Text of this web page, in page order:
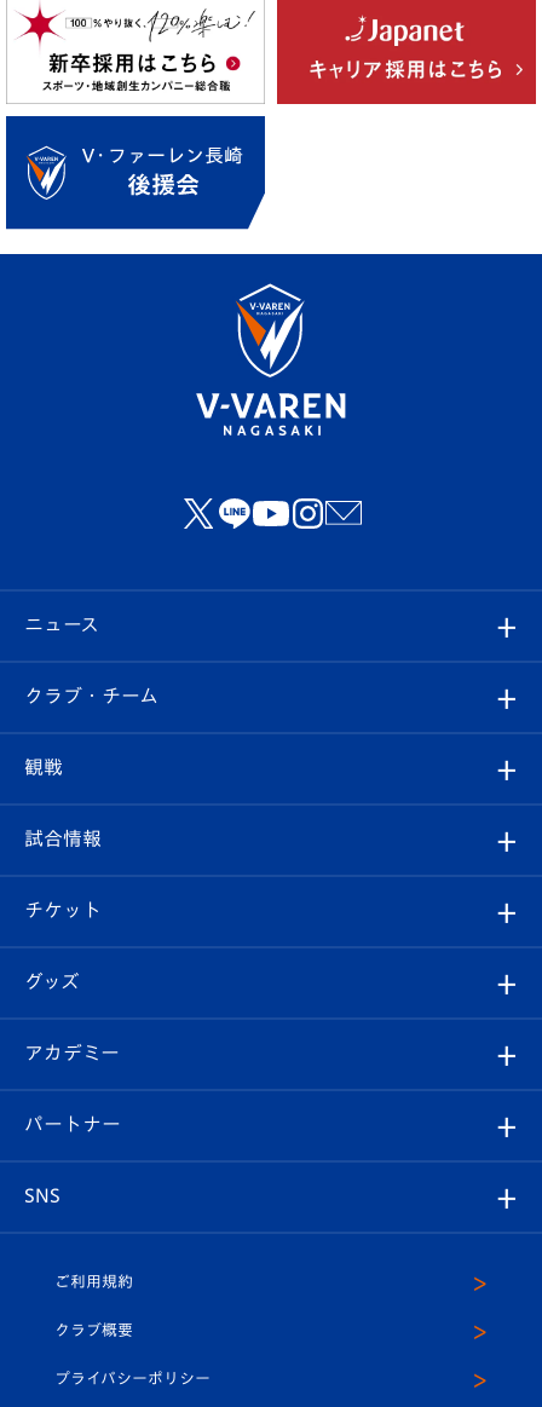
ニュース
すべて
クラブ
試合情報
チケット
イベント
メディア
ホームタウン
クラブ・チーム
クラブ概要
エンブレム紹介
スタッフプロフィール
マスコット紹介
観戦
観戦ルール
はじめての観戦ガイド
Revive Team
ヴィヴィくんの長崎おもてなしガイド
試合情報
試合日程/結果
フォトギャラリー
スタジアムグルメ
チケット
チケット
V-LOVERS（ファンクラブ）
プレイヤーズスイート
グッズ
オンラインショップ
店舗情報
アカデミー
育成からのお知らせ
U-18
パートナー
SNS
ヴィヴィくんインスタグラム
公式LINE＠
ご利用規約
クラブ概要
プライバシーポリシー